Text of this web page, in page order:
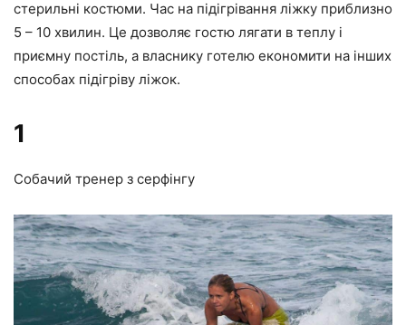
стерильні костюми. Час на підігрівання ліжку приблизно
5 – 10 хвилин. Це дозволяє гостю лягати в теплу і
приємну постіль, а власнику готелю економити на інших
способах підігріву ліжок.
1
Собачий тренер з серфінгу